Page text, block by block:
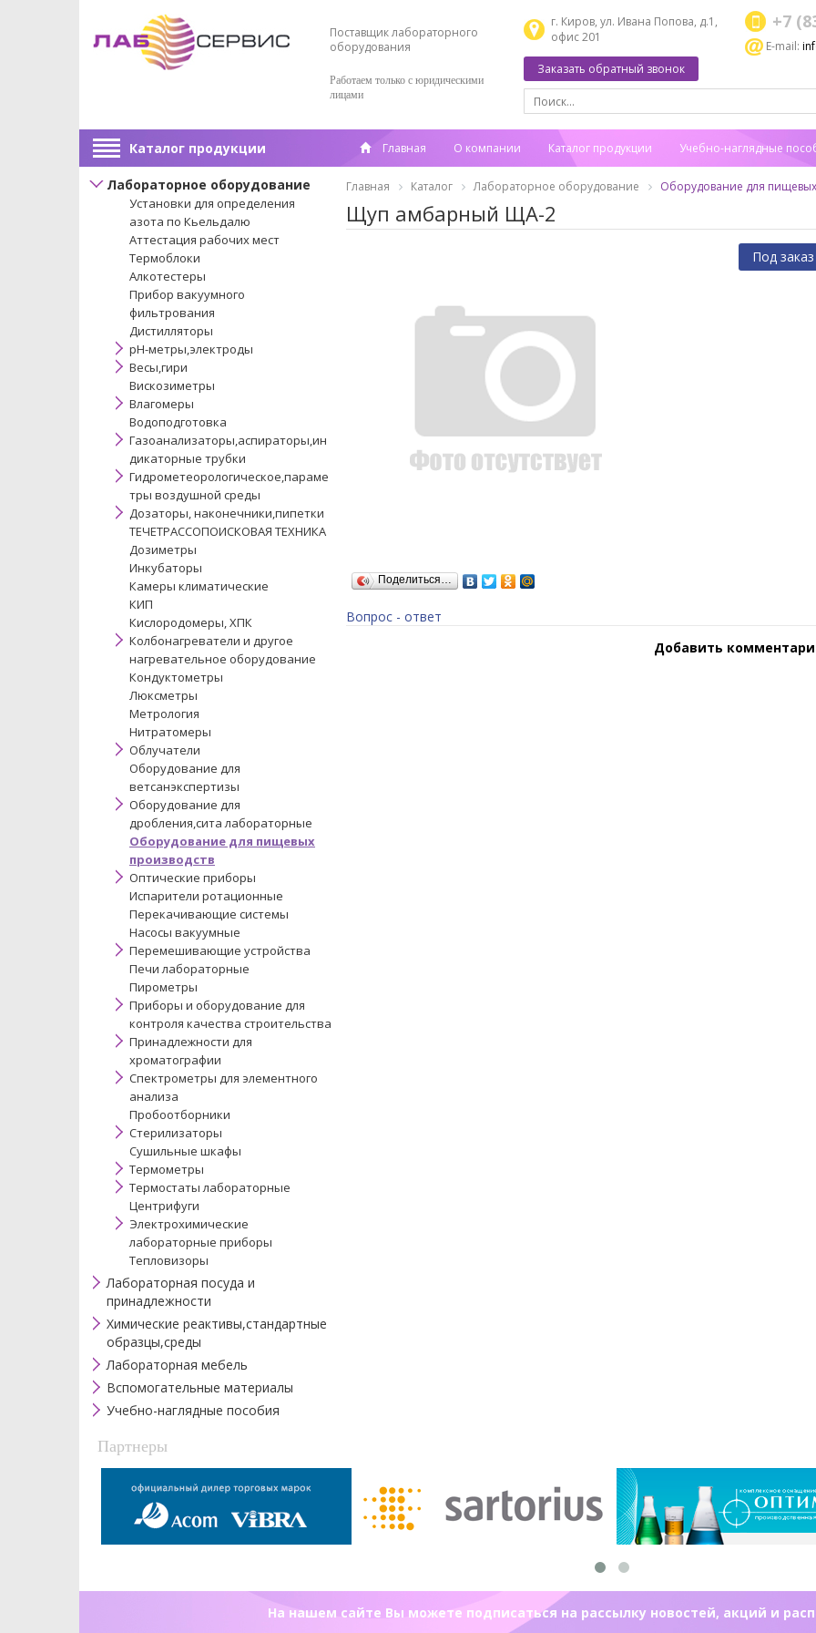
Поставщик лабораторного
оборудования
Работаем только с юридическими
лицами
г. Киров, ул. Ивана Попова, д.1,
офис 201
+7
E-mail:
Заказать обратный звонок
Каталог продукции Главная О компании Каталог продукции Учебно-наглядные
Лабораторное оборудование
Установки для определения
азота по Кьельдалю
Аттестация рабочих мест
Термоблоки
Алкотестеры
Прибор вакуумного
фильтрования
Дистилляторы
pH-метры,электроды
Весы,гири
Вискозиметры
Влагомеры
Водоподготовка
Газоанализаторы,аспираторы,ин
дикаторные трубки
Гидрометеорологическое,параме
тры воздушной среды
Дозаторы, наконечники,пипетки
ТЕЧЕТРАССОПОИСКОВАЯ ТЕХНИКА
Дозиметры
Инкубаторы
Камеры климатические
КИП
Кислородомеры, ХПК
Колбонагреватели и другое
нагревательное оборудование
Кондуктометры
Люксметры
Метрология
Нитратомеры
Облучатели
Оборудование для
ветсанэкспертизы
Оборудование для
дробления,сита лабораторные
Оборудование для пищевых
производств
Оптические приборы
Испарители ротационные
Перекачивающие системы
Насосы вакуумные
Перемешивающие устройства
Печи лабораторные
Пирометры
Приборы и оборудование для
контроля качества строительства
Принадлежности для
хроматографии
Спектрометры для элементного
анализа
Пробоотборники
Стерилизаторы
Сушильные шкафы
Термометры
Термостаты лабораторные
Центрифуги
Электрохимические
лабораторные приборы
Тепловизоры
Лабораторная посуда и
принадлежности
Химические реактивы,стандартные
образцы,среды
Лабораторная мебель
Вспомогательные материалы
Учебно-наглядные пособия
Главная Каталог Лабораторное оборудование Оборудование для
Щуп амбарный ЩА-2
Поделиться…
Под заказ
Вопрос - ответ
Добавить
Партнеры
На нашем сайте Вы можете подписаться на рассылку новостей, акций и